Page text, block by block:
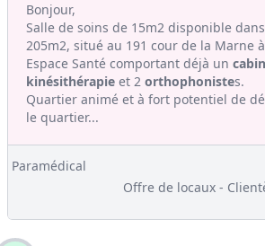
Bonjour,
Salle de soins de 15m2 disponible
205m2, situé au 191 cour de la Marne
Espace Santé comportant déjà un
kinésithérapie et 2 orthophonistes.
Quartier animé et à fort potentiel de
le quartier...
Paramédical
Offre de locaux -